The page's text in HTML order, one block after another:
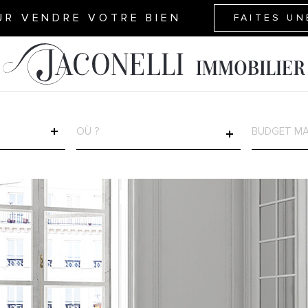
VENDRE VOTRE BIEN FAITES
TEXTE